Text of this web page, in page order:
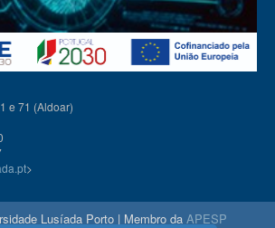
e 71 (Aldoar)
>
Lusíada Porto | Membro da APESP